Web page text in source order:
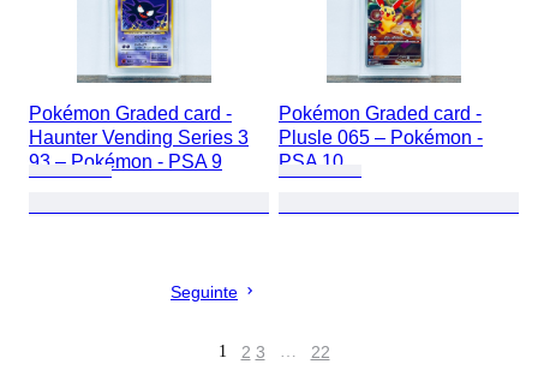
Pokémon Graded card -
Haunter Vending Series 3
93 – Pokémon - PSA 9
Pokémon Graded card -
Plusle 065 – Pokémon -
PSA 10
Seguinte
1 2 3 … 22